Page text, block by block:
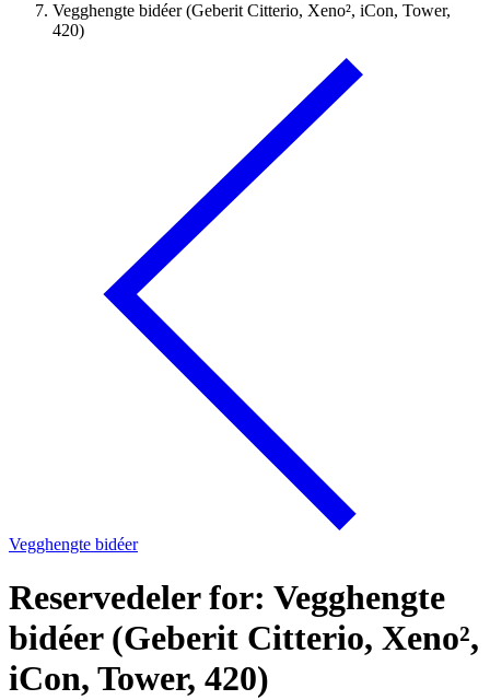
Vegghengte bidéer (Geberit Citterio, Xeno², iCon, Tower,
420)
Vegghengte bidéer
Reservedeler for: Vegghengte
bidéer (Geberit Citterio, Xeno²,
iCon, Tower, 420)